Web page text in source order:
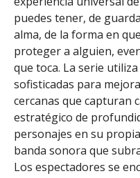
puedes tener, de
alma, de la forma en
proteger a alguien,
que toca. La serie
sofisticadas para
cercanas que capturan
estratégico de
personajes en su
banda sonora que
Los espectadores se